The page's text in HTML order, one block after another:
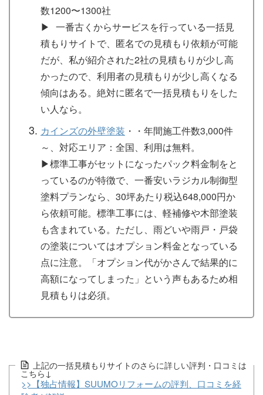
数1200〜1300社
▶︎ 一番古くからサービスを行っている一括見
積もりサイトで、匿名での見積もり依頼が可能
だが、私が紹介された2社の見積もりが少し高
かったので、利用者の見積もりが少し高くなる
傾向はある。絶対に匿名で一括見積もりをした
い人なら。
カインズの外壁塗装 ・・年間施工件数3,000件
～、対応エリア：全国、利用は無料。
▶︎標準工事がセットになったパック料金制をと
っているのが特徴で、一番安いラジカル制御型
塗料プランなら、30坪あたり税込648,000円か
ら依頼可能。標準工事には、軽補修や木部塗装
も含まれている。ただし、雨どいや雨戸・戸袋
の塗装についてはオプション料金となっている
点に注意。「オプション代がかさんで結果的に
高額になってしまった」という声もあるため相
見積もりは必須。
上記の一括見積もりサイトのさらに詳しい評判・口コミは
こちら↓
>>【独占情報】SUUMOリフォームの評判、口コミを経